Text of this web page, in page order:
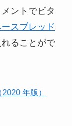
ントでビタ
スブレッド
ることがで
年版）